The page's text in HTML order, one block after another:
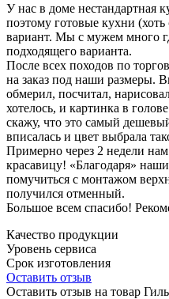
У нас в доме нестандартная
поэтому готовые кухни
вариант. Мы с мужем много
подходящего варианта.
После всех походов по
на заказ под наши размеры.
обмерил, посчитал,
хотелось, и картинка в
скажу, что это самый
вписалась и цвет выбрала
Примерно через 2 недели
красавицу! «Благодаря»
помучиться с монтажом
получился отменный.
Большое всем спасибо!
Качество продукции
Уровень сервиса
Срок изготовления
Оставить отзыв
Оставить отзыв на товар Гиль